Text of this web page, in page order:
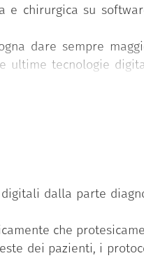
e chirurgica su
dare sempre
ultime tecnologie
dalla parte
che
dei pazienti, i